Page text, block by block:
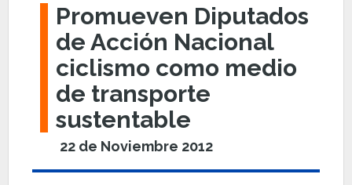
Promueven Diputados
de Acción Nacional
ciclismo como medio
de transporte
sustentable
22 de Noviembre 2012